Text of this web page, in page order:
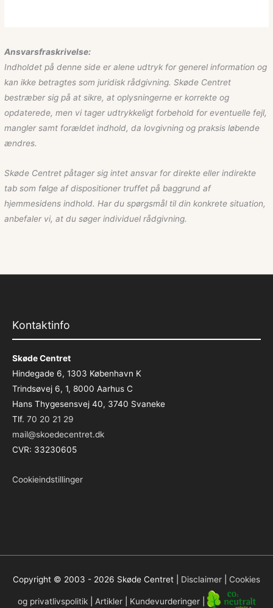
Ansvarsfraskrivelse:
Indholdet på denne side er alene udtryk for generel information og
kan ikke betragtes som juridisk rådgivning. Skøde Centret
bestræber sig på at sikre, at oplysningerne er korrekte og
opdaterede, men vi tager udtrykkeligt forbehold for eventuelle fejl,
mangler samt forældet indhold, da lovgivning og praksis løbende
ændres.
Skøde Centret påtager sig intet ansvar for direkte eller indirekte
tab som følge af dispositioner truffet på baggrund af
hjemmesidens indhold. Har du spørgsmål til din konkrete situation,
anbefaler vi, at du søger individuel rådgivning.
Kontaktinfo
Skøde Centret
Hindegade 6, 1303 København K
Trindsøvej 6, 1, 8000 Aarhus C
Hans Thygesensvej 40, 3740 Svaneke
Tlf. 70 20 21 29
mail@skoedecentret.dk
CVR: 33230605
Cookieindstillinger
Copyright © 2003 - 2026 Skøde Centret Disclaimer Cookies
og privatlivspolitik| Artikler| Kundevurderinger|